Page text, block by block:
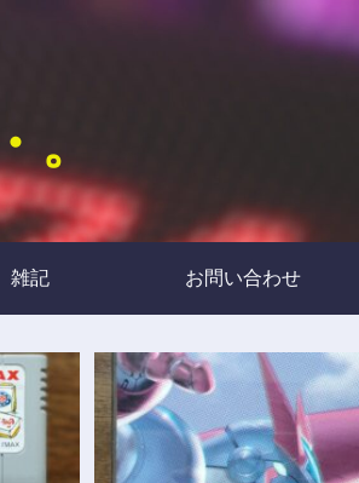
雑記 お問い合わせ